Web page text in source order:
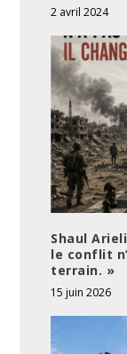
2 avril 2024
Shaul
le conflit
terrain. »
15 juin 2026